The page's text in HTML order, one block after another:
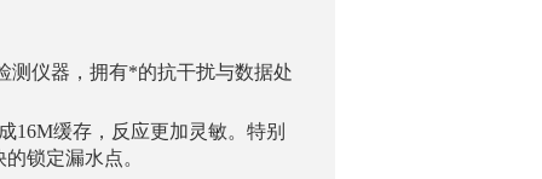
测仪器，拥有*的抗干扰与数据处
16M缓存，反应更加灵敏。特别
锁定漏水点。